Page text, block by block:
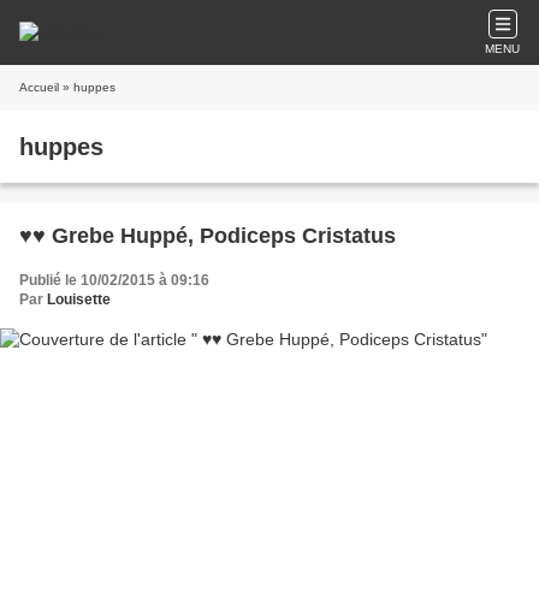
MENU
Accueil » huppes
huppes
♥♥ Grebe Huppé, Podiceps Cristatus
Publié le 10/02/2015 à 09:16
Par Louisette